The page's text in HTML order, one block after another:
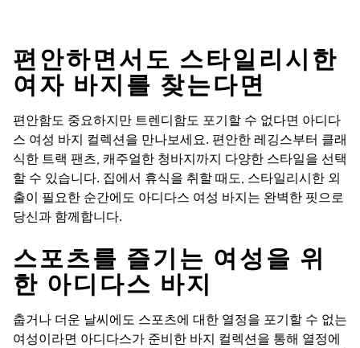
편안하면서도 스타일리시한
여자 바지를 찾는다면
편안함도 중요하지만 트렌디함도 포기할 수 없다면 아디다
스 여성 바지 컬렉션을 만나보세요. 편안한 레깅스부터 클래
식한 트랙 팬츠, 캐주얼한 청바지까지 다양한 스타일을 선택
할 수 있습니다. 집에서 휴식을 취할 때도, 스타일리시한 외
출이 필요한 순간에도 아디다스 여성 바지는 완벽한 핏으로
당신과 함께합니다.
스포츠를 즐기는 여성을 위
한 아디다스 바지
춥거나 더운 날씨에도 스포츠에 대한 열정을 포기할 수 없는
여성이라면 아디다스가 준비한 바지 컬렉션을 통해 열정에